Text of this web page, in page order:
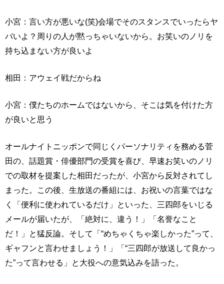
小宮：言い方が悪いな(笑)会場でそのスタンスでいったらヤ
バいよ？周りの人が黙っちゃいないから。お笑いのノリを
持ち込まない方が良いよ
相田：アウェイ戦だからね
小宮：僕たちのホームではないから、そこは気を付けた方
が良いと思う
オールナイトニッポンで同じくパーソナリティを務める菅
田の、話題賞・俳優部門の受賞を喜び、早速お笑いのノリ
での取材を提案した相田だったが、小宮から反対されてし
まった。この後、生放送の番組には、お祝いの言葉ではな
く「便利に使われているだけ」といった、三四郎をいじる
メールが届いたが、「絶対に、違う！」「名誉なこと
だ！」と猛反論。そして「“めちゃくちゃ楽しかった”って、
ギャフンと言わせましょう！」「“三四郎が放送して良かっ
た”って言わせる」と大役への意気込みを語った。